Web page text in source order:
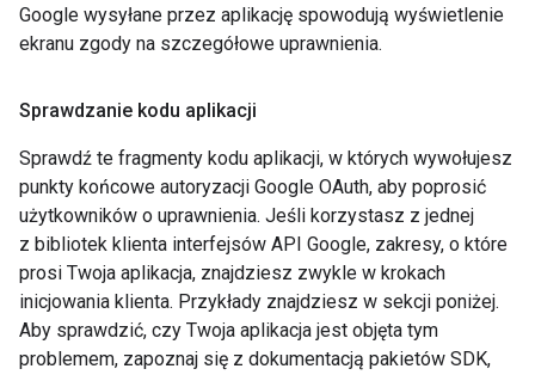
Google wysyłane przez aplikację spowodują wyświetlenie
ekranu zgody na szczegółowe uprawnienia.
Sprawdzanie kodu aplikacji
Sprawdź te fragmenty kodu aplikacji, w których wywołujesz
punkty końcowe autoryzacji Google OAuth, aby poprosić
użytkowników o uprawnienia. Jeśli korzystasz z jednej
z bibliotek klienta interfejsów API Google, zakresy, o które
prosi Twoja aplikacja, znajdziesz zwykle w krokach
inicjowania klienta. Przykłady znajdziesz w sekcji poniżej.
Aby sprawdzić, czy Twoja aplikacja jest objęta tym
problemem, zapoznaj się z dokumentacją pakietów SDK,